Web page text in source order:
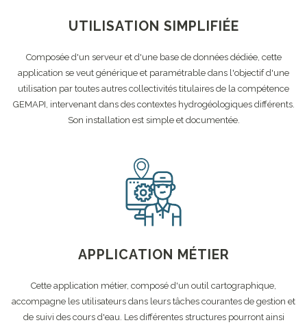
UTILISATION SIMPLIFIÉE
Composée d'un serveur et d'une base de données dédiée, cette
application se veut générique et paramétrable dans l'objectif d'une
utilisation par toutes autres collectivités titulaires de la compétence
GEMAPI, intervenant dans des contextes hydrogéologiques différents.
Son installation est simple et documentée.
APPLICATION MÉTIER
Cette application métier, composé d'un outil cartographique,
accompagne les utilisateurs dans leurs tâches courantes de gestion et
de suivi des cours d'eau. Les différentes structures pourront ainsi